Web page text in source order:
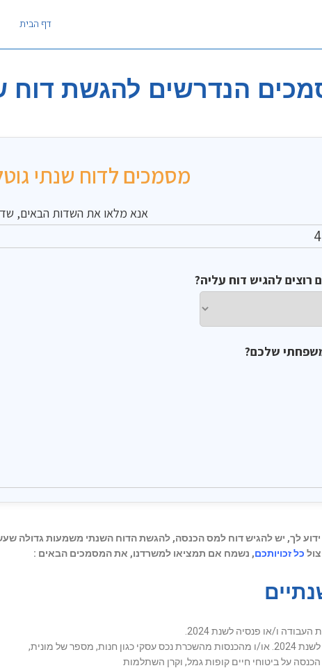
דף הבית
הנדרשים להגשת דוח
מסמכים לדוח שנתי
אנא מלאו את השדות הבאים,
רוצים להגיש דוח עליה?
שלכם?
ידוע לך, יש להגיש דוח למס הכנסה, להגשת הדוח השנתי משמעות גדולה
כל זכויותכם, נשמח אם תמציאו למשרדנו, את המסמכים הבאים :
מספר של מונית,
על ביטוחי חיים קופות גמל, וקרן השתלמות